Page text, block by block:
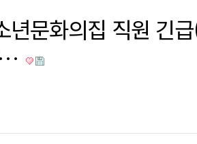
년문화의집 직원 긴